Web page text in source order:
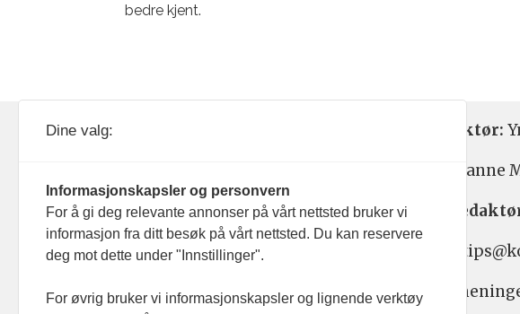
bedre kjent.
093 182
Nyhetsredaktør:
Hanne
Ansvarlig
Nyhetstips:
Meninger:
Dine valg:
Informasjonskapsler og personvern
For å gi deg relevante annonser på vårt nettsted bruker vi
informasjon fra ditt besøk på vårt nettsted. Du kan reservere
deg mot dette under "Innstillinger".
For øvrig bruker vi informasjonskapsler og lignende verktøy